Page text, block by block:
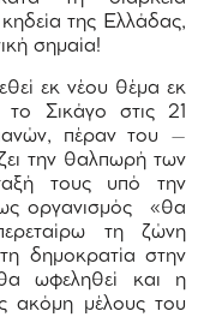
της Ελλάδας,
σημαία!
εκ νέου θέμα εκ
Σικάγο στις 21
πέραν του –
την θαλπωρή των
τους υπό την
οργανισμός «θα
τη ζώνη
δημοκρατία στην
ωφεληθεί και η
ακόμη μέλους του